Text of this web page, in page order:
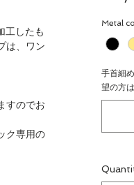
工したも
は、ワン
すのでお
ク専用の
Metal
手首細
望の方